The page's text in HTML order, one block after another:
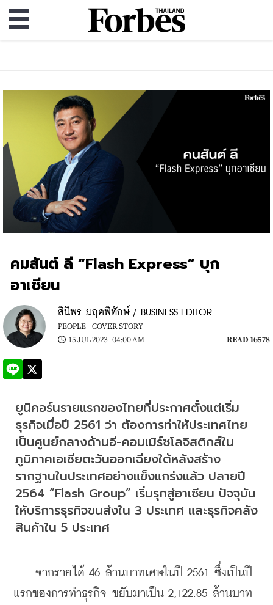
คมสันต์ ลี “Flash Express” บุก
อาเซียน
สินีพร มฤคพิทักษ์ / BUSINESS EDITOR
PEOPLE | COVER STORY
15 JUL 2023 | 04:00 AM
READ 16578
ยูนิคอร์นรายแรกของไทยที่ประกาศตั้งแต่เริ่ม
ธุรกิจเมื่อปี 2561 ว่า ต้องการทำให้ประเทศไทย
เป็นศูนย์กลางด้านอี-คอมเมิร์ซโลจิสติกส์ใน
ภูมิภาคเอเชียตะวันออกเฉียงใต้หลังสร้าง
รากฐานในประเทศอย่างแข็งแกร่งแล้ว ปลายปี
2564 “Flash Group” เริ่มรุกสู่อาเซียน ปัจจุบัน
ให้บริการธุรกิจขนส่งใน 3 ประเทศ และธุรกิจคลัง
สินค้าใน 5 ประเทศ
จากรายได้ 46 ล้านบาทเศษในปี 2561 ซึ่งเป็นปี
แรกของการทำธุรกิจ ขยับมาเป็น 2,122.85 ล้านบาท